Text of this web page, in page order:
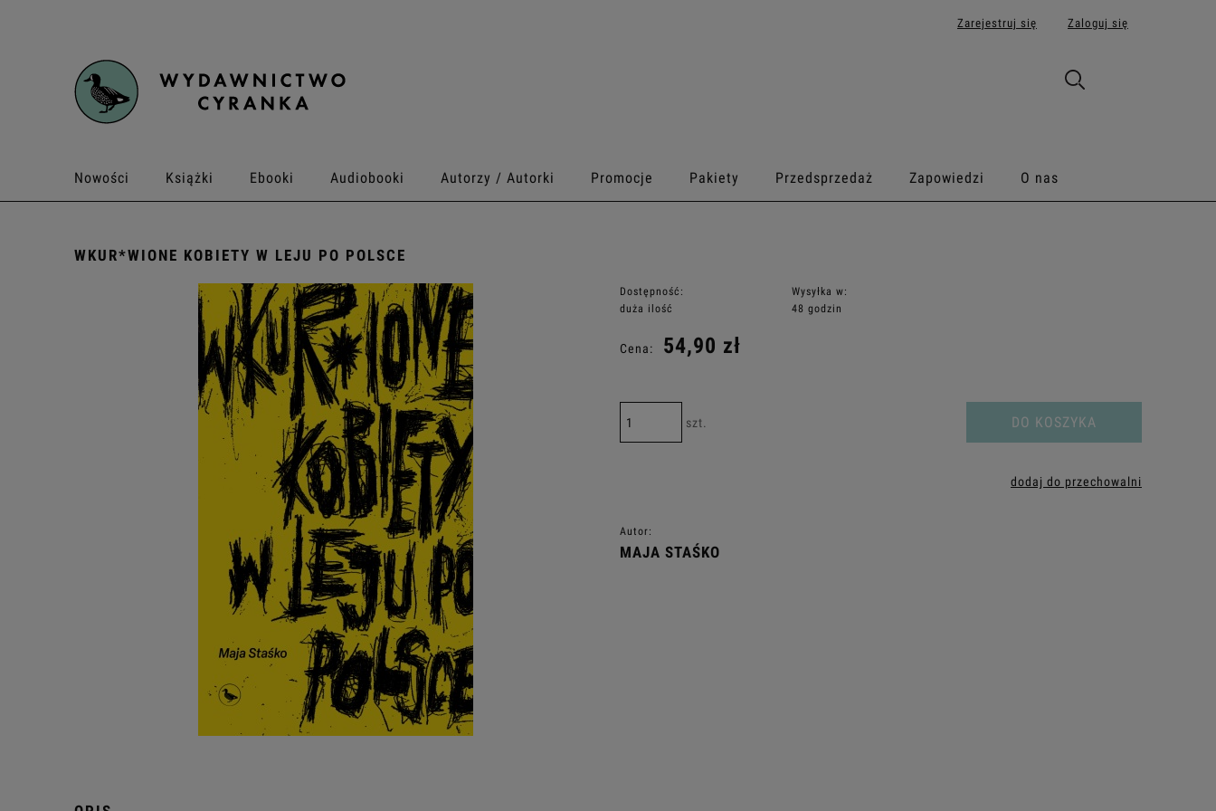
Zarejestruj się Zaloguj się
Nowości Książki Ebooki Audiobooki Autorzy / Autorki Promocje Pakiety Przedsprzedaż Zapowiedzi O nas
WKUR*WIONE KOBIETY W LEJU PO POLSCE
Dostępność:
duża ilość
Wysyłka w:
48 godzin
Cena: 54,90 zł
szt. DO KOSZYKA
dodaj do przechowalni
Autor:
MAJA STAŚKO